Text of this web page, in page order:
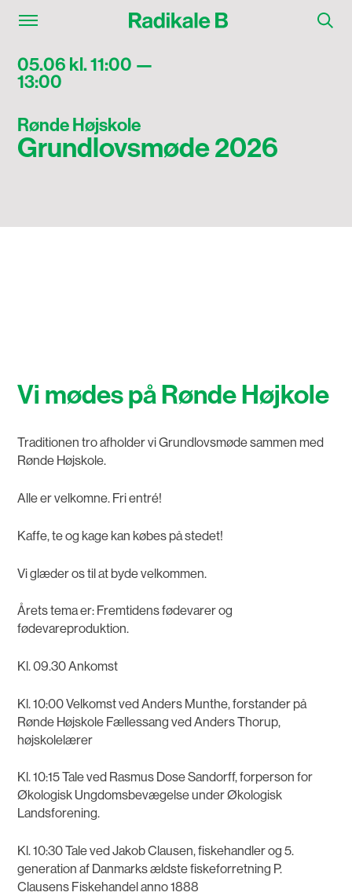
05.06 kl. 11:00 —
13:00
Rønde Højskole
Grundlovsmøde 2026
Vi mødes på Rønde Højkole
Traditionen tro afholder vi Grundlovsmøde sammen med
Rønde Højskole.
Alle er velkomne. Fri entré!
Kaffe, te og kage kan købes på stedet!
Vi glæder os til at byde velkommen.
Årets tema er: Fremtidens fødevarer og
fødevareproduktion.
Kl. 09.30 Ankomst
Kl. 10:00 Velkomst ved Anders Munthe, forstander på
Rønde Højskole Fællessang ved Anders Thorup,
højskolelærer
Kl. 10:15 Tale ved Rasmus Dose Sandorff, forperson for
Økologisk Ungdomsbevægelse under Økologisk
Landsforening.
Kl. 10:30 Tale ved Jakob Clausen, fiskehandler og 5.
generation af Danmarks ældste fiskeforretning P.
Clausens Fiskehandel anno 1888